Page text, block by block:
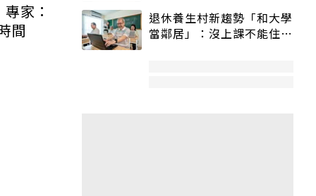
家：
間
退休養生村新趨勢「和大學
當鄰居」：沒上課不能住、